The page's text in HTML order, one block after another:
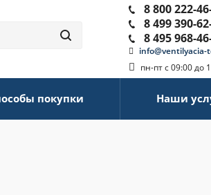
8 800 222-
8 499 390-
8 495 968-
info@ventilyacia-
пн-пт с 09:00 до
покупки Наши